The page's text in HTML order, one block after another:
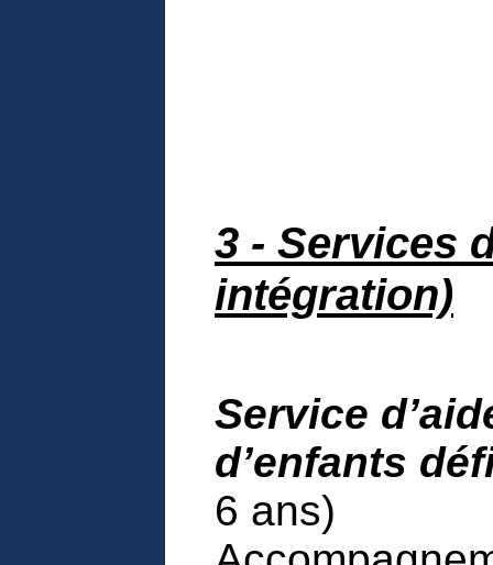
3 - Services
intégration)
Service
d’enfants
6 ans)